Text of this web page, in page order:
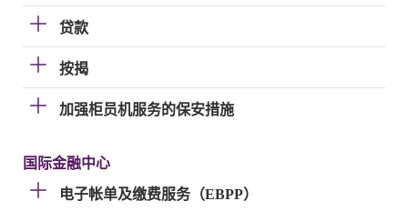
贷款
按揭
加强柜员机服务的保安措施
国际金融中心
电子帐单及缴费服务（EBPP）